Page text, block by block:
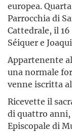
europea.
Parrocchia di
Cattedrale, il
Séiquer e
Appartenente
una normale
venne iscritta
Ricevette il
di quattro anni,
Episcopale di